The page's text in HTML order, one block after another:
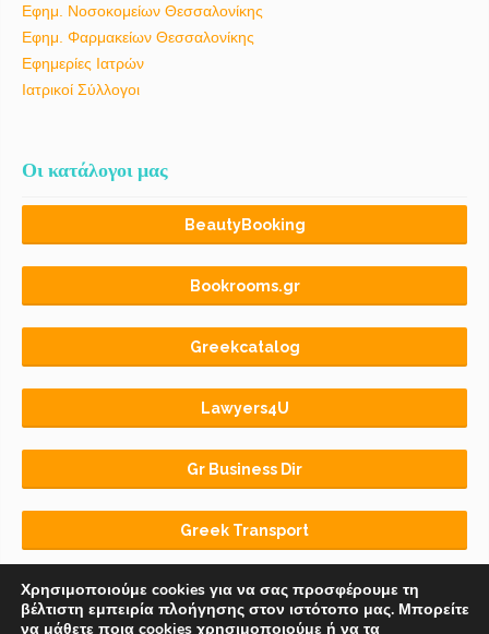
Εφημ. Νοσοκομείων Θεσσαλονίκης
Εφημ. Φαρμακείων Θεσσαλονίκης
Εφημερίες Ιατρών
Ιατρικοί Σύλλογοι
Οι κατάλογοι μας
BeautyBooking
Bookrooms.gr
Greekcatalog
Lawyers4U
Gr Business Dir
Greek Transport
Χρησιμοποιούμε cookies για να σας προσφέρουμε τη
βέλτιστη εμπειρία πλοήγησης στον ιστότοπο μας. Μπορείτε
να μάθετε ποια cookies χρησιμοποιούμε ή να τα